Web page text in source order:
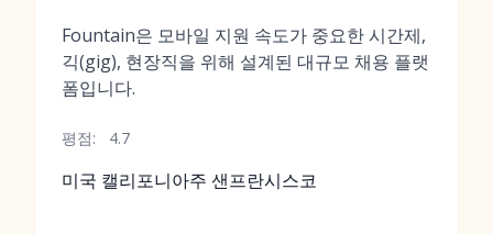
Fountain은 모바일 지원 속도가 중요한 시간제,
긱(gig), 현장직을 위해 설계된 대규모 채용 플랫
폼입니다.
평점: 4.7
미국 캘리포니아주 샌프란시스코